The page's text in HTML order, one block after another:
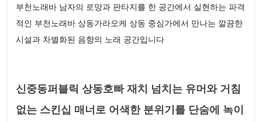
부천노래바 남자의 로망과 판타지를 한 공간에서 실현하는 파격
적인 부천노래바 상동가라오케 상동 중심가에서 만나는 깔끔한
시설과 차별화된 음향의 노래 공간입니다
신중동퍼블릭 상동호빠 재치 넘치는 유머와 거침
없는 스킨십 매너로 어색한 분위기를 단숨에 녹이